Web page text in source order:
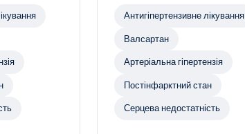
Антигіпертензивне лікування
Валсартан
Артеріальна гіпертензія
Постінфарктний стан
Серцева недостатність